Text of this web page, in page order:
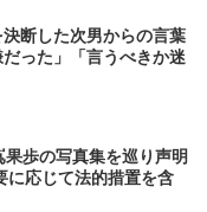
断した次男からの言葉
だった」「言うべきか迷
歩の写真集を巡り声明
に応じて法的措置を含